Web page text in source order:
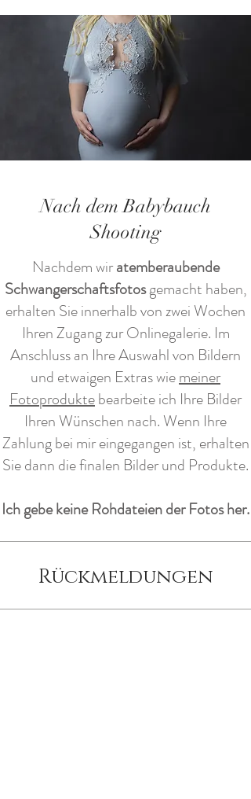
Nach dem Babybauch
Shooting
Nachdem wiratemberaubende
Schwangerschaftsfotosgemacht haben,
erhalten Sie innerhalb von zwei Wochen
Ihren Zugang zur Onlinegalerie. Im
Anschluss an Ihre Auswahl von Bildern
und etwaigen Extras wiemeiner
Fotoproduktebearbeite ich Ihre Bilder
Ihren Wünschen nach. Wenn Ihre
Zahlung bei mir eingegangen ist, erhalten
Sie dann die finalen Bilder und Produkte.
Ich gebe keine Rohdateien der Fotos her.
Rückmeldungen